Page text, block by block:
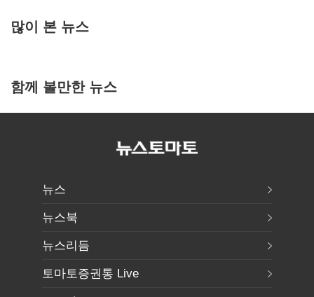
많이 본 뉴스
함께 볼만한 뉴스
뉴스
뉴스북
뉴스리듬
토마토증권통 Live